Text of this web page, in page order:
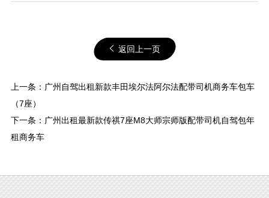
返回上一页
上一条： 广州自驾出租新款丰田埃尔法阿尔法配带司机商务车包车
（7座）
下一条： 广州出租最新款传祺7座M8大师宗师版配带司机自驾包年
租商务车